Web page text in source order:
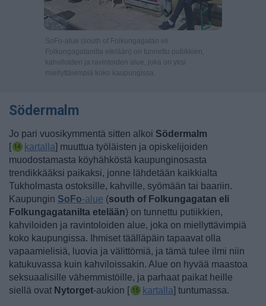
SoFo-alue (south of Folkungagatan eli
Folkungagatanilta etelään) on tunnettu putiikkien,
kahviloiden ja ravintoiden alue, joka on yksi
miellyttävimpiä koko kaupungissa.
Södermalm
Jo pari vuosikymmentä sitten alkoi Södermalm
[
kartalla] muuttua työläisten ja opiskelijoiden
muodostamasta köyhähköstä kaupunginosasta
trendikkääksi paikaksi, jonne lähdetään kaikkialta
Tukholmasta ostoksille, kahville, syömään tai baariin.
Kaupungin SoFo-alue (south of Folkungagatan eli
Folkungagatanilta etelään) on tunnettu putiikkien,
kahviloiden ja ravintoloiden alue, joka on miellyttävimpiä
koko kaupungissa.
Ihmiset täälläpäin tapaavat olla
vapaamielisiä, luovia ja välittömiä, ja tämä tulee ilmi niin
katukuvassa kuin kahviloissakin. Alue on hyvää maastoa
seksuaalisille vähemmistöille, ja parhaat paikat heille
siellä ovat Nytorget-aukion [ kartalla] tuntumassa.